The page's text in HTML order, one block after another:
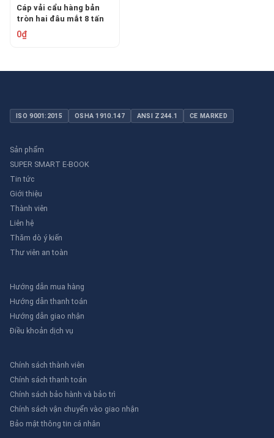
Cáp vải cẩu hàng bản
tròn hai đâu mắt 8 tấn
RS08
0₫
ISO 9001:2015 OSHA 1910.147 ANSI Z244.1 CE MARKED
Sản phẩm
SUPER SMART E-BOOK
Tin tức
Giới thiệu
Thành viên
Liên hệ
Thăm dò ý kiến
Thư viên an toàn
Hướng dẫn mua hàng
Hướng dẫn thanh toán
Hướng dẫn giao nhận
Điều khoản dịch vụ
Chính sách thành viên
Chính sách thanh toán
Chính sách bảo hành và bảo trì
Chính sách vận chuyển vào giao nhận
Bảo mật thông tin cá nhân